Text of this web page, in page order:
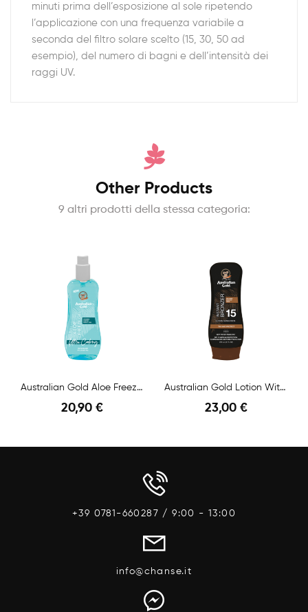
minuti prima dell’esposizione al sole ripetendo
l’applicazione con una frequenza variabile a
seconda del filtro solare scelto (15, 30, 50 ad
esempio), del numero di bagni e dell’intensità dei
raggi UV.
Other Products
9 altri prodotti della stessa categoria:
Australian Gold Aloe Freeze Gel Doposole
20,90 €
Australian Gold Lotion With Istant Bronzer SPF 15
23,00 €
+39 0781-660287 / 9:00 - 13:00
info@chanse.it